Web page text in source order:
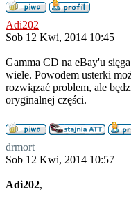
Adi202
Sob 12 Kwi, 2014 10:45
Gamma CD na eBay'u
wiele. Powodem usterki
rozwiązać problem, ale
oryginalnej części.
drmort
Sob 12 Kwi, 2014 10:57
Adi202,